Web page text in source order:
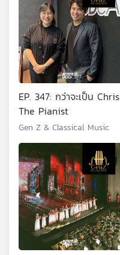
EP. 347: กว่าจะเป็น Chris
The Pianist
Gen Z & Classical Music